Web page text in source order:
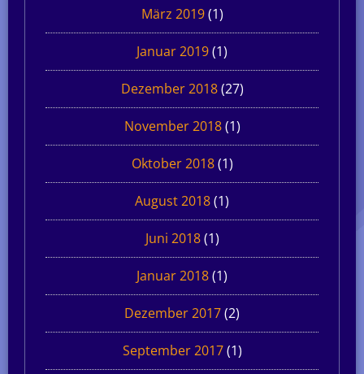
März 2019(1)
Januar 2019(1)
Dezember 2018(27)
November 2018(1)
Oktober 2018(1)
August 2018(1)
Juni 2018(1)
Januar 2018(1)
Dezember 2017(2)
September 2017(1)